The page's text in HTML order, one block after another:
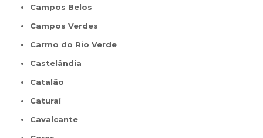
Campos Belos
Campos Verdes
Carmo do Rio Verde
Castelândia
Catalão
Caturaí
Cavalcante